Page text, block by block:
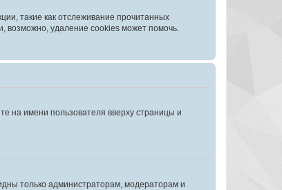
такие как отслеживание прочитанных
возможно, удаление cookies может помочь.
на имени пользователя вверху страницы и
только администраторам, модераторам и